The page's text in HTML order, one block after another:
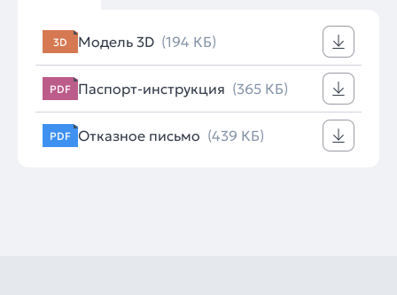
3D Модель 3D (194 КБ)
PDF Паспорт-инструкция (365 КБ)
PDF Отказное письмо (439 КБ)